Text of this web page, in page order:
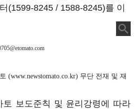
(1599-8245 / 1588-8245)를 이
(www.newstomato.co.kr) 무단 전재 및 재
토 보도준칙 및 윤리강령에 따라